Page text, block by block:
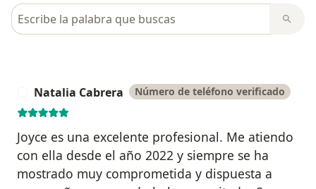
Busca en opiniones
Natalia Cabrera Número de teléfono verificado
Joyce es una excelente profesional. Me atiendo
con ella desde el año 2022 y siempre se ha
mostrado muy comprometida y dispuesta a